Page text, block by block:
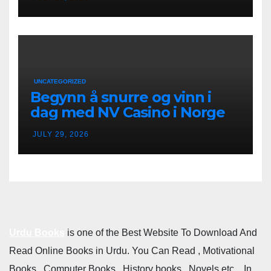
UNCATEGORIZED
Begynn å snurre og vinn i
dag med NV Casino i Norge
JULY 29, 2026
is one of the Best Website To Download And
Read Online Books in Urdu. You Can Read , Motivational
Books , Computer Books , History books , Novels etc. . In